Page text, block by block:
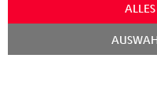
Datenschutz
Vertrag widerrufen